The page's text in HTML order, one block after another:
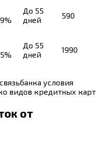
До 55
дней
590
До 55
дней
1990
видов кредитных карт
от